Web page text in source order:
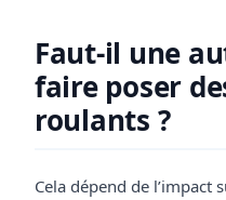
Faut-il une
faire poser
roulants ?
Cela dépend de l’impact